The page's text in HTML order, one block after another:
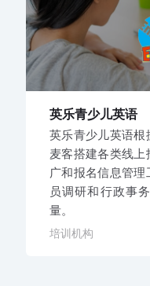
英乐青少儿英语
英乐青少儿英语
麦客搭建各类线
广和报名信息管
员调研和行政事
量。
培训机构